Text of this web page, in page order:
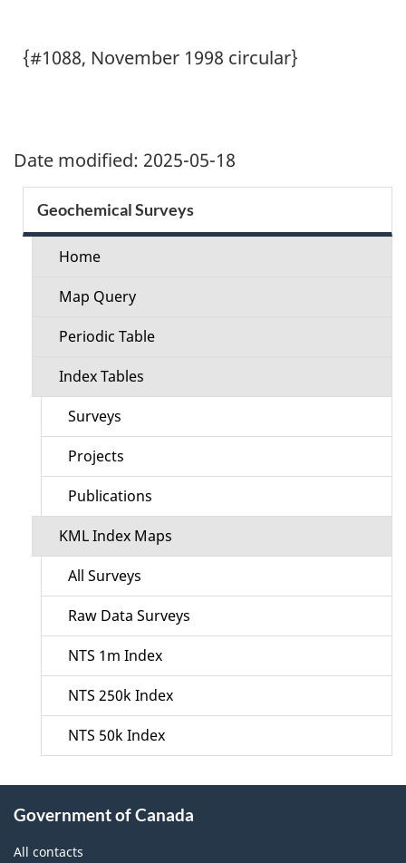
{#1088, November 1998 circular}
Date modified: 2025-05-18
Section
menu
Geochemical Surveys
Home
Map Query
Periodic Table
Index Tables
Surveys
Projects
Publications
KML Index Maps
All Surveys
Raw Data Surveys
NTS 1m Index
NTS 250k Index
NTS 50k Index
this
site
Government of Canada
All contacts